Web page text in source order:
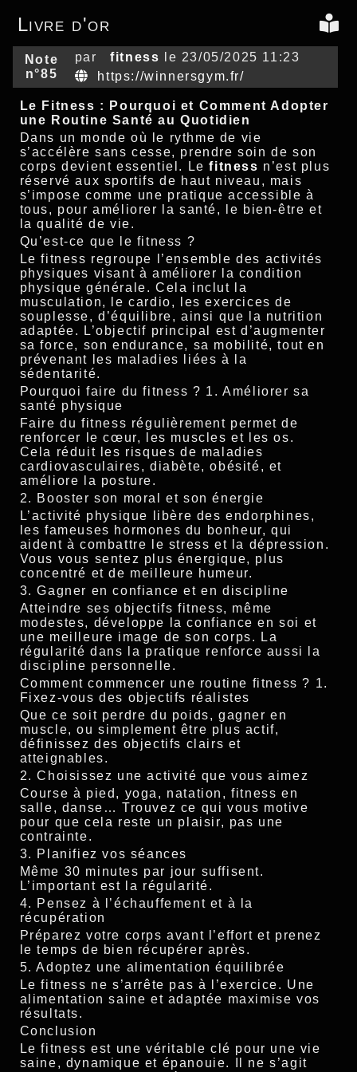
Livre d'or
Note
n°85
par fitness
le 23/05/2025 11:23
https://winnersgym.fr/
Le Fitness : Pourquoi et Comment Adopter
une Routine Santé au Quotidien
Dans un monde où le rythme de vie
s’accélère sans cesse, prendre soin de son
corps devient essentiel. Lefitness n’est plus
réservé aux sportifs de haut niveau, mais
s’impose comme une pratique accessible à
tous, pour améliorer la santé, le bien-être et
la qualité de vie.
Qu’est-ce que le fitness ?
Le fitness regroupe l’ensemble des activités
physiques visant à améliorer la condition
physique générale. Cela inclut la
musculation, le cardio, les exercices de
souplesse, d’équilibre, ainsi que la nutrition
adaptée. L’objectif principal est d’augmenter
sa force, son endurance, sa mobilité, tout en
prévenant les maladies liées à la
sédentarité.
Pourquoi faire du fitness ? 1. Améliorer sa
santé physique
Faire du fitness régulièrement permet de
renforcer le cœur, les muscles et les os.
Cela réduit les risques de maladies
cardiovasculaires, diabète, obésité, et
améliore la posture.
2. Booster son moral et son énergie
L’activité physique libère des endorphines,
les fameuses hormones du bonheur, qui
aident à combattre le stress et la dépression.
Vous vous sentez plus énergique, plus
concentré et de meilleure humeur.
3. Gagner en confiance et en discipline
Atteindre ses objectifs fitness, même
modestes, développe la confiance en soi et
une meilleure image de son corps. La
régularité dans la pratique renforce aussi la
discipline personnelle.
Comment commencer une routine fitness ? 1.
Fixez-vous des objectifs réalistes
Que ce soit perdre du poids, gagner en
muscle, ou simplement être plus actif,
définissez des objectifs clairs et
atteignables.
2. Choisissez une activité que vous aimez
Course à pied, yoga, natation, fitness en
salle, danse… Trouvez ce qui vous motive
pour que cela reste un plaisir, pas une
contrainte.
3. Planifiez vos séances
Même 30 minutes par jour suffisent.
L’important est la régularité.
4. Pensez à l’échauffement et à la
récupération
Préparez votre corps avant l’effort et prenez
le temps de bien récupérer après.
5. Adoptez une alimentation équilibrée
Le fitness ne s’arrête pas à l’exercice. Une
alimentation saine et adaptée maximise vos
résultats.
Conclusion
Le fitness est une véritable clé pour une vie
saine, dynamique et épanouie. Il ne s’agit